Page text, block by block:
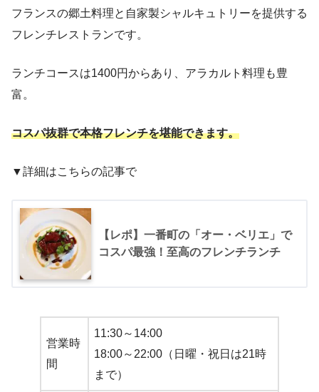
フランスの郷土料理と自家製シャルキュトリーを提供する
フレンチレストランです。
ランチコースは1400円からあり、アラカルト料理も豊
富。
コスパ抜群で本格フレンチを堪能できます。
▼詳細はこちらの記事で
【レポ】一番町の「オー・ベリエ」で
コスパ最強！至高のフレンチランチ
営業時
間
11:30～14:00
18:00～22:00（日曜・祝日は21時
まで）